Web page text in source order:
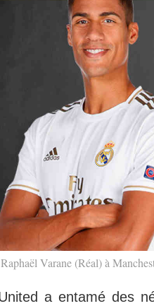
Raphaël Varane (Réal) à
a entamé des